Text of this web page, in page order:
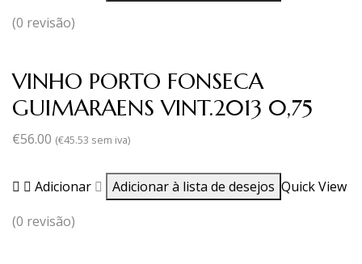
(0 revisão)
VINHO PORTO FONSECA
GUIMARAENS VINT.2013 0,75
€56.00 (€45.53 sem iva)
Adicionar Adicionar à lista de desejos Quick View
(0 revisão)